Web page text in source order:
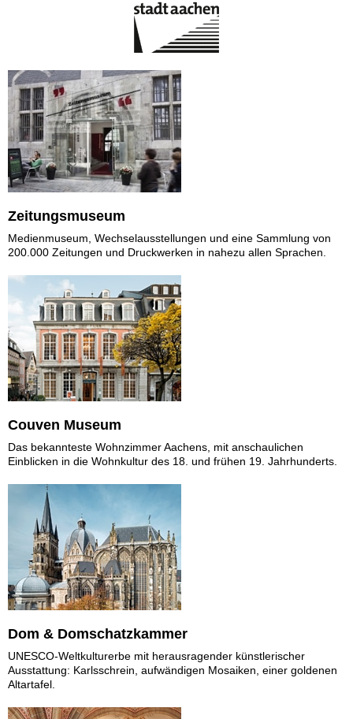
Zeitungsmuseum
Medienmuseum, Wechselausstellungen und eine Sammlung von
200.000 Zeitungen und Druckwerken in nahezu allen Sprachen.
Couven Museum
Das bekannteste Wohnzimmer Aachens, mit anschaulichen
Einblicken in die Wohnkultur des 18. und frühen 19. Jahrhunderts.
Dom & Domschatzkammer
UNESCO-Weltkulturerbe mit herausragender künstlerischer
Ausstattung: Karlsschrein, aufwändigen Mosaiken, einer goldenen
Altartafel.